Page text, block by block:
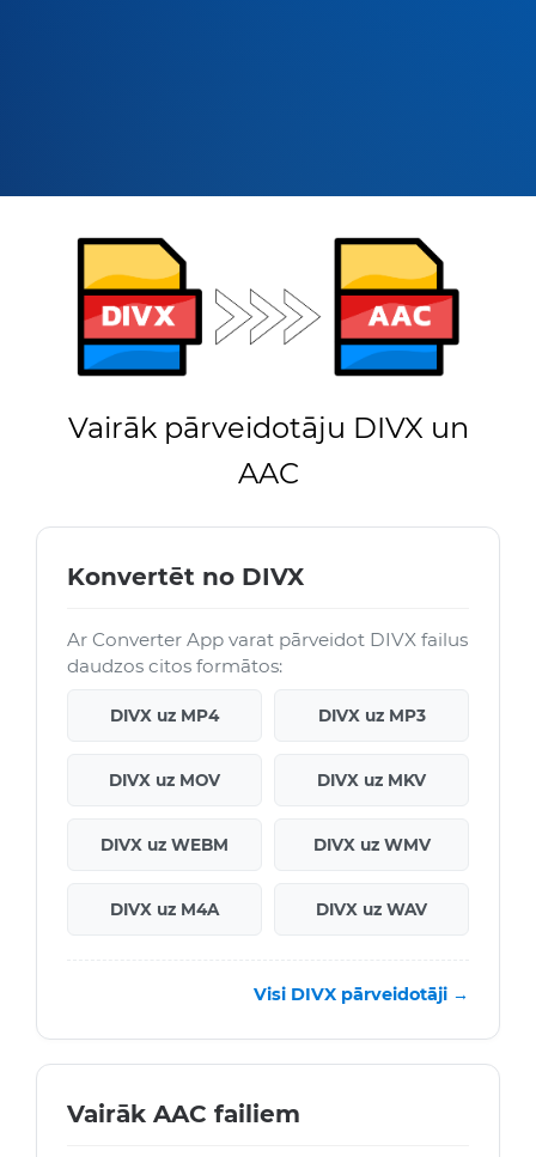
Vairāk pārveidotāju DIVX un
AAC
Konvertēt no DIVX
Ar Converter App varat pārveidot DIVX failus
daudzos citos formātos:
DIVX uz MP4 DIVX uz MP3
DIVX uz MOV DIVX uz MKV
DIVX uz WEBM DIVX uz WMV
DIVX uz M4A DIVX uz WAV
Visi DIVX pārveidotāji →
Vairāk AAC failiem